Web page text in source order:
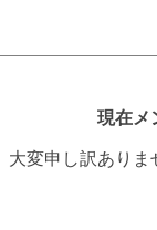
現在メ
大変申し訳あり